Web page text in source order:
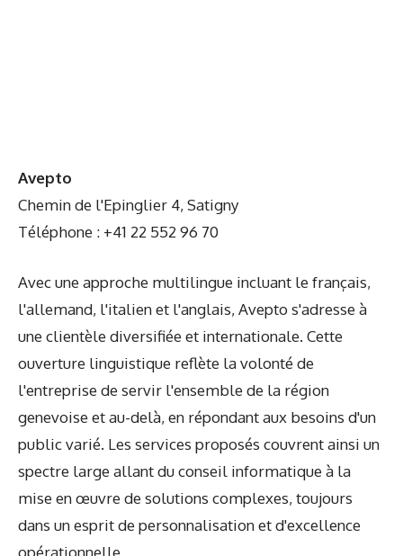
Avepto
Chemin de l'Epinglier 4, Satigny
Téléphone : +41 22 552 96 70
Avec une approche multilingue incluant le français,
l'allemand, l'italien et l'anglais, Avepto s'adresse à
une clientèle diversifiée et internationale. Cette
ouverture linguistique reflète la volonté de
l'entreprise de servir l'ensemble de la région
genevoise et au-delà, en répondant aux besoins d'un
public varié. Les services proposés couvrent ainsi un
spectre large allant du conseil informatique à la
mise en œuvre de solutions complexes, toujours
dans un esprit de personnalisation et d'excellence
opérationnelle.